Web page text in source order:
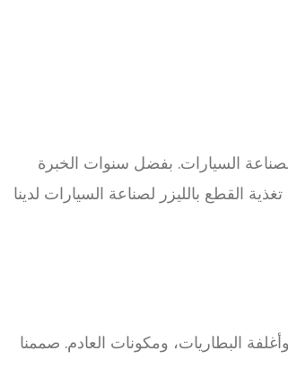
السيارات. بفضل سنوات الخبرة
القطع بالليزر لصناعة السيارات لدينا
البطاريات، ومكونات العادم. صممنا